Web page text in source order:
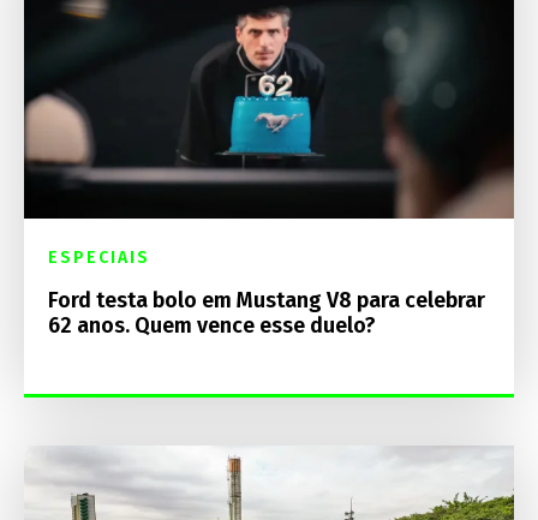
ESPECIAIS
Ford testa bolo em Mustang V8 para celebrar
62 anos. Quem vence esse duelo?